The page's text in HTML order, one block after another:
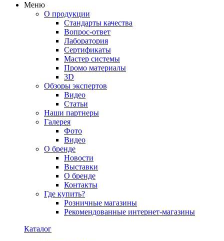
Меню
О продукции
Стандарты качества
Вопрос-ответ
Лаборатория
Сертификаты
Мастер системы
Промо материалы
3D
Обзоры экспертов
Видео
Статьи
Наши партнеры
Галерея
Фото
Видео
О бренде
Новости
Выставки
О бренде
Контакты
Где купить?
Розничные магазины
Рекомендованные интернет-магазины
Каталог